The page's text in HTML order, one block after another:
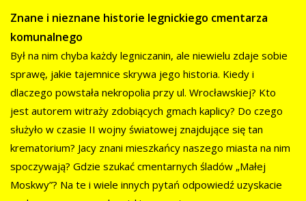
Znane i nieznane historie legnickiego cmentarza
komunalnego
Był na nim chyba każdy legniczanin, ale niewielu zdaje sobie
sprawę, jakie tajemnice skrywa jego historia. Kiedy i
dlaczego powstała nekropolia przy ul. Wrocławskiej? Kto
jest autorem witraży zdobiących gmach kaplicy? Do czego
służyło w czasie II wojny światowej znajdujące się tan
krematorium? Jacy znani mieszkańcy naszego miasta na nim
spoczywają? Gdzie szukać cmentarnych śladów „Małej
Moskwy”? Na te i wiele innych pytań odpowiedź uzyskacie